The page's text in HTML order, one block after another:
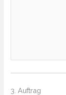
3. Auftrag